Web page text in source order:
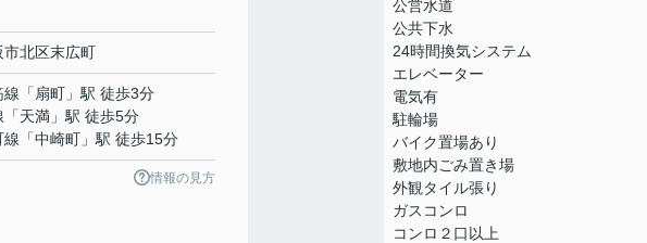
市北区末広町
線 「 扇町 」駅 徒歩3分
「天満 」駅 徒歩5分
線 「中崎町 」駅 徒歩15分
情報の見方
公営水道
公共下水
24時間換気システム
エレベーター
電気有
駐輪場
バイク置場あり
敷地内ごみ置き場
外観タイル張り
ガスコンロ
コンロ２口以上